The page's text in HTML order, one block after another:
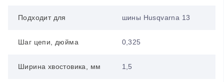
Подходит для шины Husqvarna 13
Шаг цепи, дюйма 0,325
Ширина хвостовика, мм 1,5